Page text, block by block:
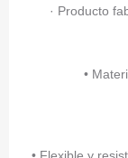
· Producto
•